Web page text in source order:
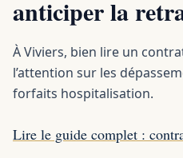
anticiper la
À Viviers, bien lire un
l’attention sur les
forfaits hospitalisation.
Lire le guide complet :